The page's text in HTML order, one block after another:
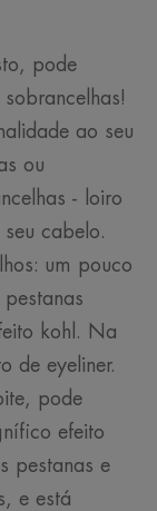
pode
ao seu
ou
- loiro
cabelo.
um pouco
kohl. Na
de eyeliner.
pode
efeito
pestanas e
e está